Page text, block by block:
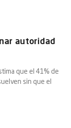
autoridad
que el 41% de
sin que el